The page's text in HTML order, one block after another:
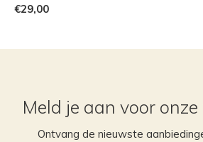
€29,00
Meld je aan voor
Ontvang de nieuwste